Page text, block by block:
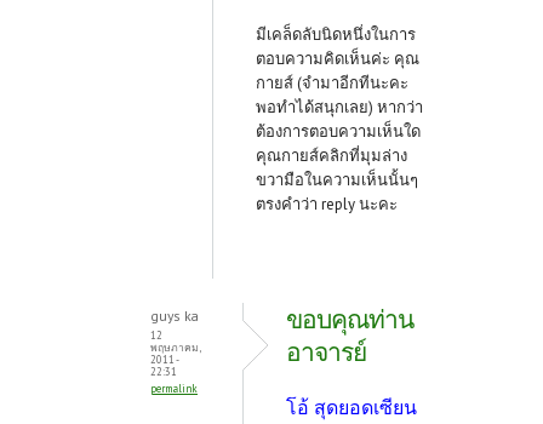
มีเคล็ดลับนิดหนึ่งในการ
ตอบความคิดเห็นค่ะ คุณ
กายส์ (จำมาอีกทีนะคะ
พอทำได้สนุกเลย) หากว่า
ต้องการตอบความเห็นใด
คุณกายส์คลิกที่มุมล่าง
ขวามือในความเห็นนั้นๆ
ตรงคำว่า reply นะคะ
guys ka
12
พฤษภาคม,
2011 -
22:31
permalink
ขอบคุณท่าน
อาจารย์
โอ้ สุดยอดเซียน